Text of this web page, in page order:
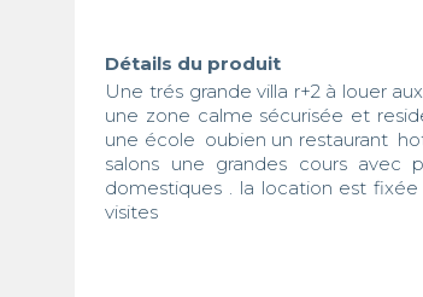
Détails du produit
Une trés grande villa r+2 à louer
une zone calme sécurisée et
une école  oubien un restaurant
salons une grandes cours avec
domestiques . la location est
visites